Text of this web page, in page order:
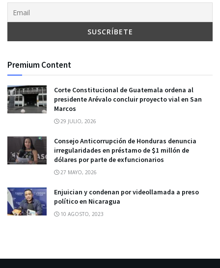
Premium Content
Corte Constitucional de Guatemala ordena al
presidente Arévalo concluir proyecto vial en San
Marcos
29 JULIO, 2026
Consejo Anticorrupción de Honduras denuncia
irregularidades en préstamo de $1 millón de
dólares por parte de exfuncionarios
27 MAYO, 2026
Enjuician y condenan por videollamada a preso
político en Nicaragua
10 AGOSTO, 2023